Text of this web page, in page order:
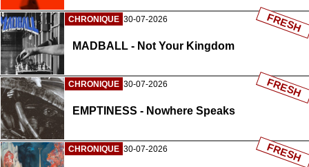
CHRONIQUE 30-07-2026
MADBALL - Not Your Kingdom
FRESH
CHRONIQUE 30-07-2026
EMPTINESS - Nowhere Speaks
FRESH
CHRONIQUE 30-07-2026 FRESH